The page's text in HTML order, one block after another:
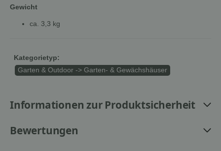
Gewicht
ca. 3,3 kg
Kategorietyp:
Garten & Outdoor -> Garten- & Gewächshäuser
Informationen zur Produktsicherheit
Bewertungen